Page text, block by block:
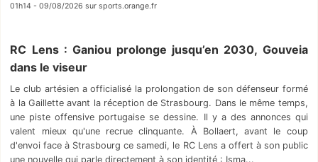
01h14 - 09/08/2026 sur sports.orange.fr
RC Lens : Ganiou prolonge jusqu’en 2030, Gouveia
dans le viseur
Le club artésien a officialisé la prolongation de son défenseur formé
à la Gaillette avant la réception de Strasbourg. Dans le même temps,
une piste offensive portugaise se dessine. Il y a des annonces qui
valent mieux qu'une recrue clinquante. À Bollaert, avant le coup
d'envoi face à Strasbourg ce samedi, le RC Lens a offert à son public
une nouvelle qui parle directement à son identité : Isma...